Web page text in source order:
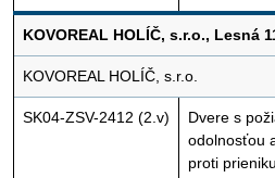
KOVOREAL HOLÍČ, s.r.o., Lesná
KOVOREAL HOLÍČ, s.r.o.
SK04-ZSV-2412 (2.v)
Dvere s
odolnosťou
proti